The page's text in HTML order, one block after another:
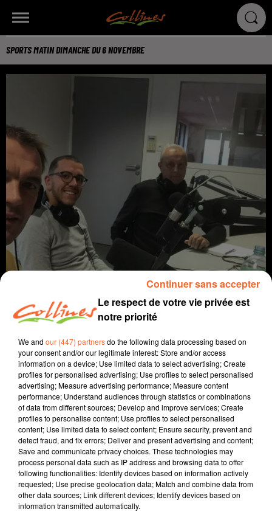
SPORTS MATIN DIMANCHE DU 6 NOVEMBRE
Sports infos
6 novembre 2022 - 47 min 29 sec
SPORTS MATIN DIMANCHE DU 6 NOVEMBRE
Vincent Nori
Sports
Présentée par Vincent Nori
Le respect de votre vie privée est
notre priorité
We and our (447) partnersdo the following data processing based on
your consent and/or our legitimate interest: Store and/or access
information on a device; Use limited data to select advertising; Create
profiles for personalised advertising; Use profiles to select personalised
advertising; Measure advertising performance; Measure content
performance; Understand audiences through statistics or combinations
of data from different sources; Develop and improve services; Create
profiles to personalise content; Use profiles to select personalised
content; Use limited data to select content; Ensure security, prevent and
detect fraud, and fix errors; Deliver and present advertising and content;
Save and communicate privacy choices. These technologies may
process personal data such as IP address and browsing data to offer
following functionalities: Identify devices based on information actively
requested; Use precise geolocation data; Match and combine data from
other data sources; Link different devices; Identify devices based on
information transmitted automatically.
Continuer sans accepter